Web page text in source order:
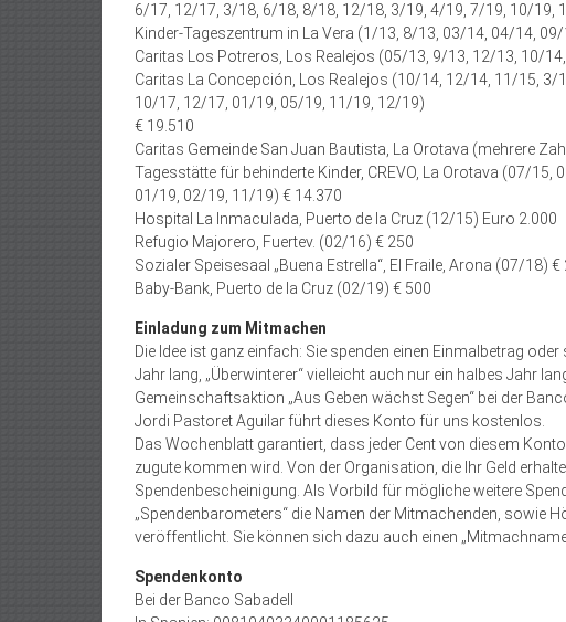
6/17, 12/17, 3/18, 6/18, 8/18, 12/18, 3/19, 4/19, 7/19, 10/19,
Kinder-Tageszentrum in La Vera (1/13, 8/13, 03/14, 04/14,
Caritas Los Potreros, Los Realejos (05/13, 9/13, 12/13, 10/
Caritas La Concepción, Los Realejos (10/14, 12/14, 11/15,
10/17, 12/17, 01/19, 05/19, 11/19, 12/19)
€ 19.510
Caritas Gemeinde San Juan Bautista, La Orotava (mehrere
Tagesstätte für behinderte Kinder, CREVO, La Orotava (07/
01/19, 02/19, 11/19) € 14.370
Hospital La Inmaculada, Puerto de la Cruz (12/15) Euro 2.000
Refugio Majorero, Fuertev. (02/16) € 250
Sozialer Speisesaal „Buena Estrella“, El Fraile, Arona (07/18) €
Baby-Bank, Puerto de la Cruz (02/19) € 500
Einladung zum Mitmachen
Die Idee ist ganz einfach: Sie spenden einen Einmalbetrag
Jahr lang, „Überwinterer“ vielleicht auch nur ein halbes Jahr
Gemeinschaftsaktion „Aus Geben wächst Segen“ bei der
Jordi Pastoret Aguilar führt dieses Konto für uns kos­tenlos.
Das Wochenblatt garantiert, dass jeder Cent von diesem
zugute kommen wird. Von der Organisation, die Ihr Geld
Spendenbescheinigung. Als Vorbild für mögliche weitere
„Spendenbarometers“ die Namen der Mitmachenden, sowie
veröffentlicht. Sie können sich dazu auch einen
Spendenkonto
Bei der Banco Sabadell